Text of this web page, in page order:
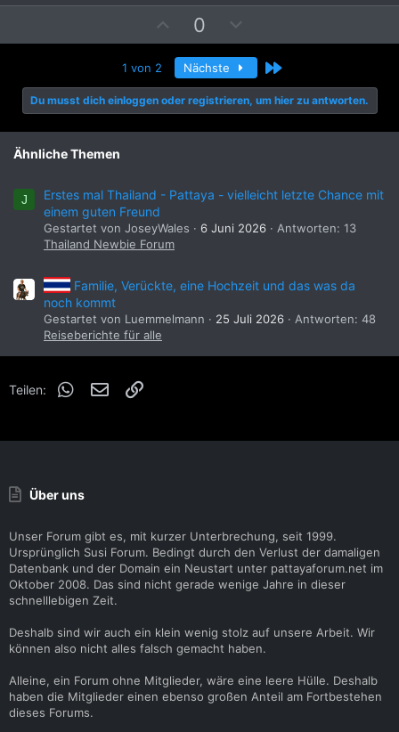
a
e
n
o
s
i
t
i
t
i
m
e
0
e
g
a
t
i
t
i
m
e
1 von 2 Nächste Letzte
Du musst dich einloggen oder registrieren, um hier zu antworten.
Ähnliche Themen
J
Erstes mal Thailand - Pattaya - vielleicht letzte Chance mit
einem guten Freund
Gestartet von JoseyWales 6 Juni 2026
Antworten: 13
Thailand Newbie Forum
Familie, Verückte, eine Hochzeit und das was da
noch kommt
Gestartet von Luemmelmann 25 Juli 2026
Antworten: 48
Reiseberichte für alle
Teilen: WhatsApp
E-Mail
Über uns
Unser Forum gibt es, mit kurzer Unterbrechung, seit 1999.
Ursprünglich Susi Forum. Bedingt durch den Verlust der damaligen
Datenbank und der Domain ein Neustart unter pattayaforum.net im
Oktober 2008. Das sind nicht gerade wenige Jahre in dieser
schnelllebigen Zeit.
Deshalb sind wir auch ein klein wenig stolz auf unsere Arbeit. Wir
können also nicht alles falsch gemacht haben.
Alleine, ein Forum ohne Mitglieder, wäre eine leere Hülle. Deshalb
haben die Mitglieder einen ebenso großen Anteil am Fortbestehen
dieses Forums.